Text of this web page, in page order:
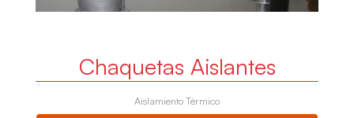
Chaquetas Aislantes
Aislamiento Térmico